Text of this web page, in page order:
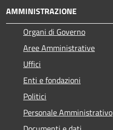
AMMINISTRAZIONE
Organi di Governo
Aree Amministrative
Uffici
Enti e fondazioni
Politici
Personale Amministrativo